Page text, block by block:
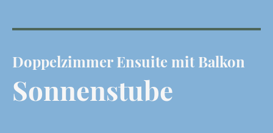
Doppelzimmer Ensuite mit Balkon
Sonnenstube